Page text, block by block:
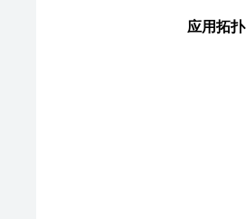
应用拓扑